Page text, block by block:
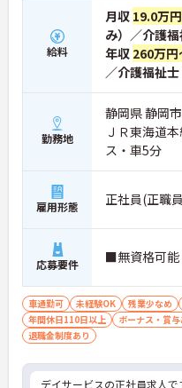
★おすすめPOINT★
【チーム全体で情報を共有
働ける環境です】
・毎朝スタッフ全員で情報
施しているため、お客様の
に把握できます。
・困った時もすぐに相談し
が整っているので、安心し
期待できます。
【独自の特別報酬制度によ
見込めます】
・賞与年2回に加え、施設運
ークを評価する特別報酬が支
・目に見える形で日々の努
ることで、高いモチベーシ
【自分らしいスタイルを大
いペースで働けます】
・清潔感と節度があれば髪色
ないため、ご自身の個性を
れます。
給料
月収 19.0万
み）／介護
年収 260万
／介護福祉士
勤務地
静岡県 静岡
ＪＲ東海道
ス・車5分
雇用形態 正社員(正職
応募要件 ■無資格可
車通勤可 未経験OK 残業少なめ
年間休日110日以上
ボーナス・賞与
退職金制度あり
デイサービスの正社員求人